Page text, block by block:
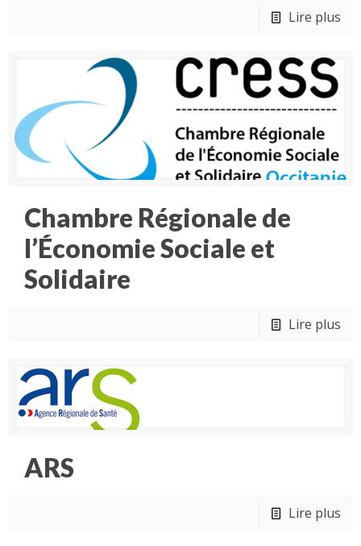
Lire plus
Chambre Régionale de
l’Économie Sociale et
Solidaire
Lire plus
ARS
Lire plus